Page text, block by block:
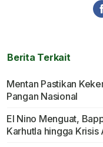
Berita Terkait
Mentan Pastikan
Pangan Nasional
El Nino Menguat,
Karhutla hingga Krisis